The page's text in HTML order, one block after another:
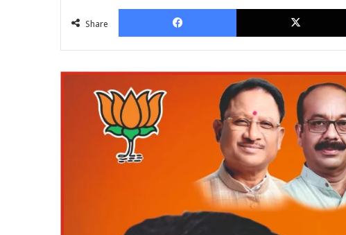
Share
Facebook